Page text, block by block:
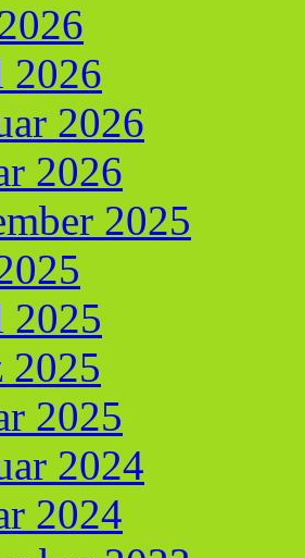
2026
2026
2025
2025
2025
2024
2024